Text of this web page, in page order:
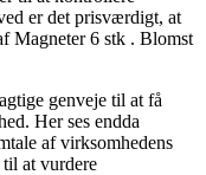
er det prisværdigt, at
Magneter 6 stk . Blomst
genveje til at få
Her ses endda
af virksomhedens
til at vurdere